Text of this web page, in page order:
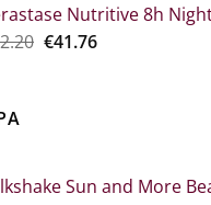
€26.00.είναι:
€20.80.
Nutritive 8h
Original
€41.76Η
Sun and More